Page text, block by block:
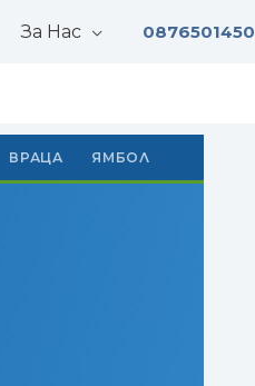
За Нас 0876501450
ВРАЦА ЯМБОЛ